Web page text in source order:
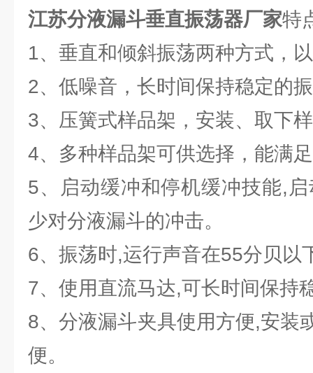
江苏分液漏斗垂直振荡器厂家特
1、垂直和倾斜振荡两种方式，
2、低噪音，长时间保持稳定的
3、压簧式样品架，安装、取下
4、多种样品架可供选择，能满
5、启动缓冲和停机缓冲技能,
少对分液漏斗的冲击。
6、振荡时,运行声音在55分贝以
7、使用直流马达,可长时间保持
8、分液漏斗夹具使用方便,安装
便。